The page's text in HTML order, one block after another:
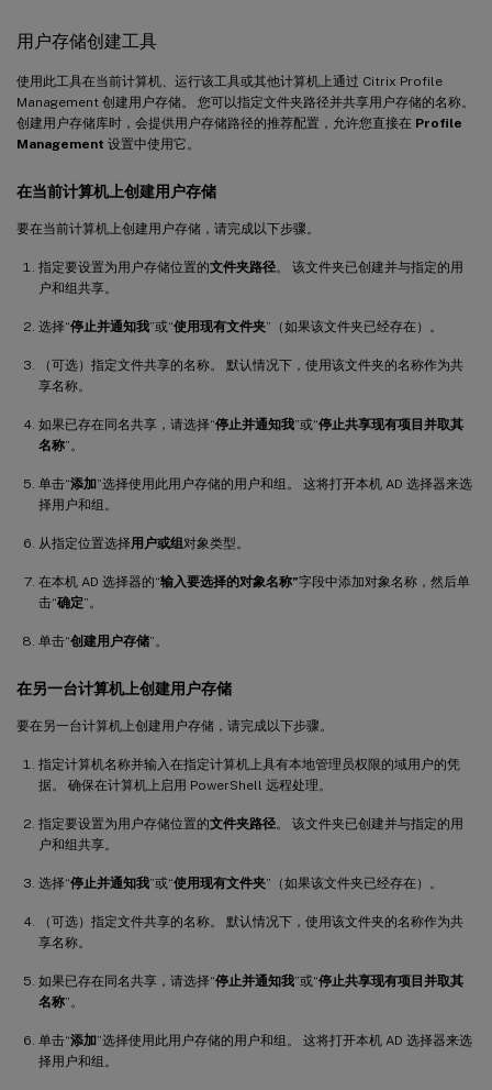
用户存储创建工具
使用此工具在当前计算机、运行该工具或其他计算机上通过 Citrix Profile
Management 创建用户存储。 您可以指定文件夹路径并共享用户存储的名称。
创建用户存储库时，会提供用户存储路径的推荐配置，允许您直接在 Profile
Management 设置中使用它。
在当前计算机上创建用户存储
要在当前计算机上创建用户存储，请完成以下步骤。
指定要设置为用户存储位置的文件夹路径。 该文件夹已创建并与指定的用
户和组共享。
选择“停止并通知我”或“使用现有文件夹”（如果该文件夹已经存在）。
（可选）指定文件共享的名称。 默认情况下，使用该文件夹的名称作为共
享名称。
如果已存在同名共享，请选择“停止并通知我”或“停止共享现有项目并取其
名称”。
单击“添加”选择使用此用户存储的用户和组。 这将打开本机 AD 选择器来选
择用户和组。
从指定位置选择用户或组对象类型。
在本机 AD 选择器的“输入要选择的对象名称”字段中添加对象名称，然后单
击“确定”。
单击“创建用户存储”。
在另一台计算机上创建用户存储
要在另一台计算机上创建用户存储，请完成以下步骤。
指定计算机名称并输入在指定计算机上具有本地管理员权限的域用户的凭
据。 确保在计算机上启用 PowerShell 远程处理。
指定要设置为用户存储位置的文件夹路径。 该文件夹已创建并与指定的用
户和组共享。
选择“停止并通知我”或“使用现有文件夹”（如果该文件夹已经存在）。
（可选）指定文件共享的名称。 默认情况下，使用该文件夹的名称作为共
享名称。
如果已存在同名共享，请选择“停止并通知我”或“停止共享现有项目并取其
名称”。
单击“添加”选择使用此用户存储的用户和组。 这将打开本机 AD 选择器来选
择用户和组。